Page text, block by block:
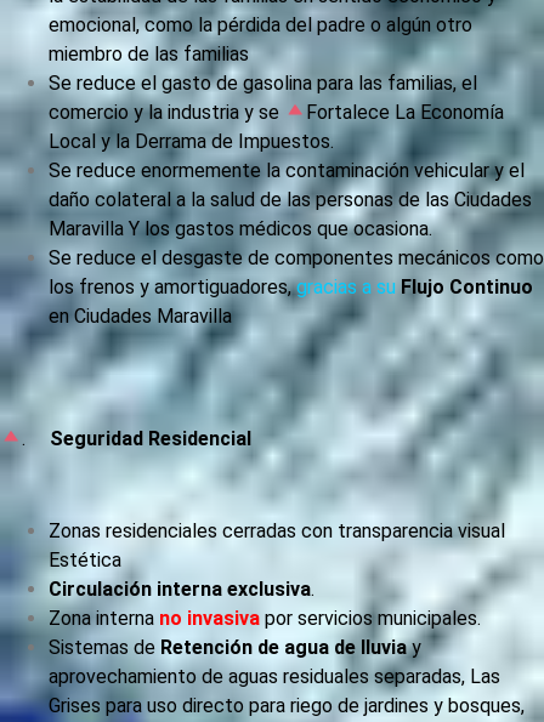
emocional, como la pérdida del padre o algún otro
miembro de las familias
Se reduce el gasto de gasolina para las familias, el
comercio y la industria y se
Fortalece La Economía
Local y la Derrama de Impuestos.
Se reduce enormemente la contaminación vehicular y el
daño colateral a la salud de las personas de las Ciudades
Maravilla Y los gastos médicos que ocasiona.
Se reduce el desgaste de componentes mecánicos como
los frenos y amortiguadores,gracias a su Flujo Continuo
en Ciudades Maravilla
. Seguridad Residencial
Zonas residenciales cerradas con transparencia visual
Estética
Circulación interna exclusiva.
Zona interna no invasiva por servicios municipales.
Sistemas de Retención de agua de lluviay
aprovechamiento de aguas residuales separadas, Las
Grises para uso directo para riego de jardines y bosques,